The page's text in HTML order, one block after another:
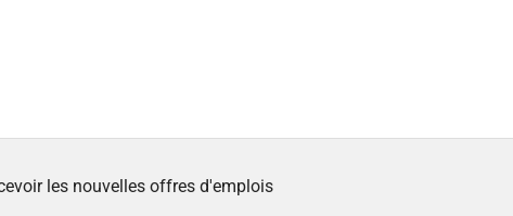
les nouvelles offres d'emplois